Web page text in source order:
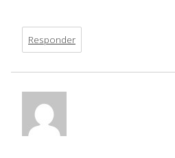
Responder